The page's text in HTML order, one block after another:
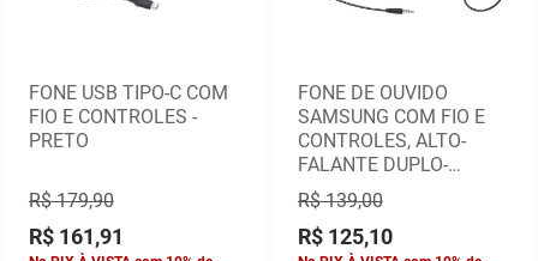
FONE USB TIPO-C COM
FIO E CONTROLES -
PRETO
R$ 179,90
R$ 161,91
FONE DE OUVIDO
SAMSUNG COM FIO E
CONTROLES, ALTO-
FALANTE DUPLO-
PRETO
R$ 139,00
R$ 125,10